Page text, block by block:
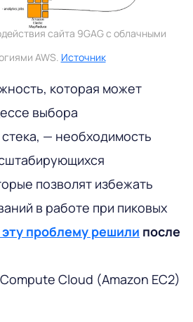
сайта 9GAG с облачными
AWS. Источник
которая может
выбора
— необходимость
позволят избежать
в работе при пиковых
эту проблему решили после
Cloud (Amazon EC2)